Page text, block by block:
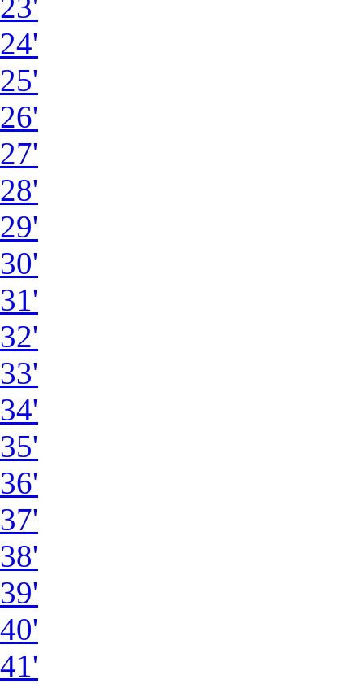
24'
25'
26'
27'
28'
29'
30'
31'
32'
33'
34'
35'
36'
37'
38'
39'
40'
41'